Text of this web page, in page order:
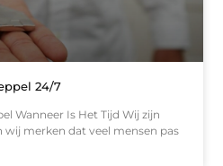
24/7
Wanneer Is Het Tijd Wij zijn
wij merken dat veel mensen pas